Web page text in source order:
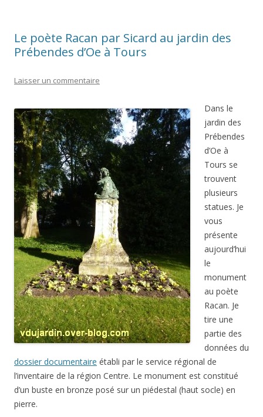
Le poète Racan par Sicard au jardin des
Prébendes d’Oe à Tours
Laisser un commentaire
Dans le
jardin des
Prébendes
d’Oe à
Tours se
trouvent
plusieurs
statues. Je
vous
présente
aujourd’hui
le
monument
au poète
Racan. Je
tire une
partie des
données du
dossier documentaire établi par le service régional de
l’inventaire de la région Centre. Le monument est constitué
d’un buste en bronze posé sur un piédestal (haut socle) en
pierre.